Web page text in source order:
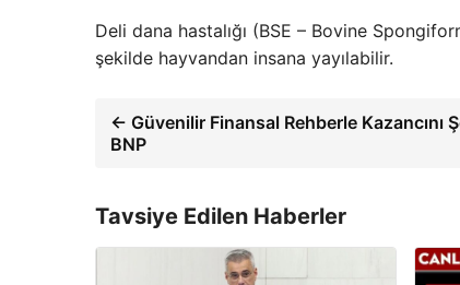
Deli dana hastalığı (BSE – Bovine
şekilde hayvandan insana yayılabilir.
← Güvenilir Finansal Rehberle Kazancını
BNP
Tavsiye Edilen Haberler